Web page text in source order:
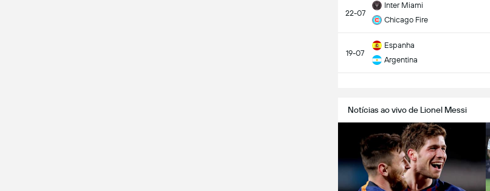
22-07
Inter Miami
Chicago Fire
19-07
Espanha
Argentina
Notícias ao vivo de Lionel Messi